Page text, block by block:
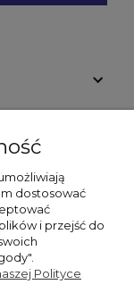
dostosować
i przejść do
Polityce